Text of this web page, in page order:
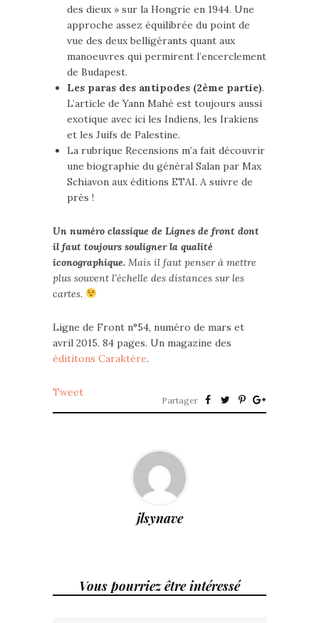
des dieux » sur la Hongrie en 1944. Une
approche assez équilibrée du point de
vue des deux belligérants quant aux
manoeuvres qui permirent l’encerclement
de Budapest.
Les paras des antipodes (2ème partie).
L’article de Yann Mahé est toujours aussi
exotique avec ici les Indiens, les Irakiens
et les Juifs de Palestine.
La rubrique Recensions m’a fait découvrir
une biographie du général Salan par Max
Schiavon aux éditions ETAI. A suivre de
près !
Un numéro classique de Lignes de front dont
il faut toujours souligner la qualité
iconographique. Mais il faut penser à mettre
plus souvent l’échelle des distances sur les
cartes.
Ligne de Front n°54, numéro de mars et
avril 2015. 84 pages. Un magazine des
édititons Caraktère.
Tweet
Partager
jlsynave
Vous pourriez être intéressé